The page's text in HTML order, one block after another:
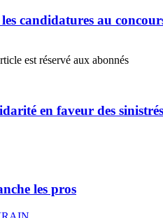
candidatures au
est réservé aux abonnés
en faveur des
les pros